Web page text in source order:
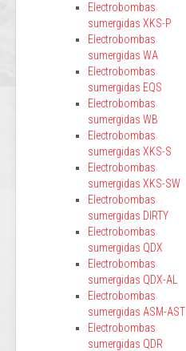
Electrobombas
sumergidas XKS-P
Electrobombas
sumergidas WA
Electrobombas
sumergidas EQS
Electrobombas
sumergidas WB
Electrobombas
sumergidas XKS-S
Electrobombas
sumergidas XKS-SW
Electrobombas
sumergidas DIRTY
Electrobombas
sumergidas QDX
Electrobombas
sumergidas QDX-AL
Electrobombas
sumergidas ASM-AST
Electrobombas
sumergidas QDR